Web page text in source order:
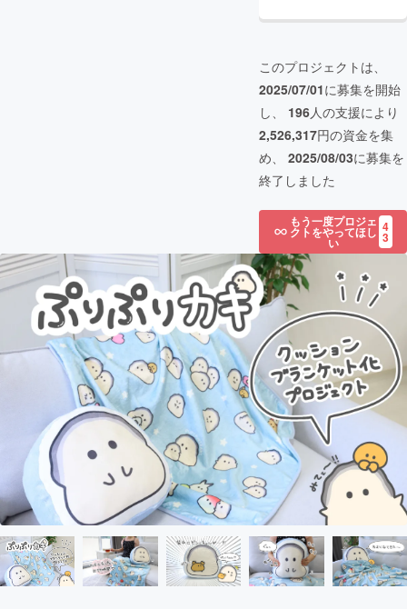
このプロジェクトは、
2025/07/01に募集を開始
し、 196人の支援により
2,526,317円の資金を集
め、 2025/08/03に募集を
終了しました
もう一度プロジェ
クトをやってほし
い
4
3